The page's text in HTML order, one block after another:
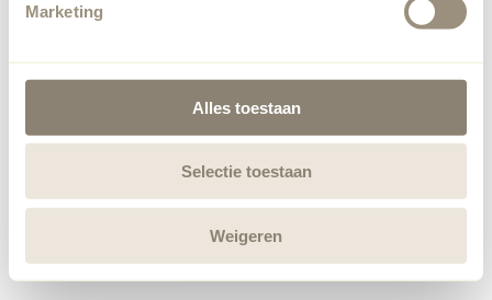
Marketing
Alles toestaan
Selectie toestaan
Weigeren